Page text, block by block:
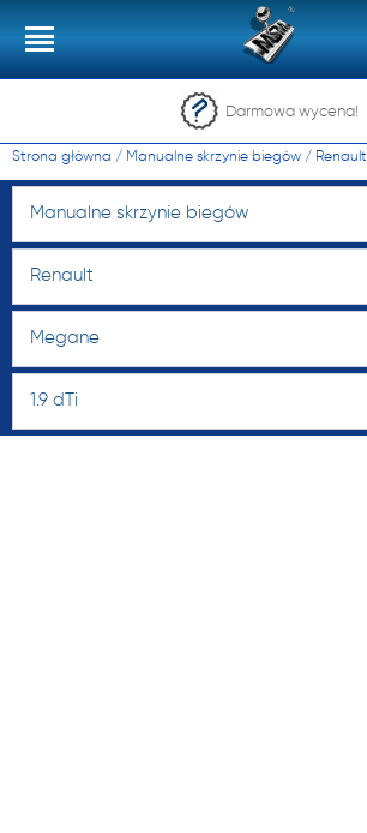
Darmowa wycena!
Strona główna / Manualne skrzynie biegów / Renault
Manualne skrzynie biegów
Renault
Megane
1.9 dTi